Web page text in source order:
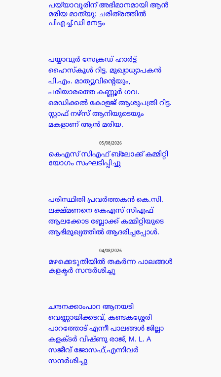
പയ്യാവൂരിന് അഭിമാനമായി ആൻ
മരിയ മാത്യു; ചരിത്രത്തിൽ
പിഎച്ച്.ഡി നേട്ടം
പയ്യാവൂർ സേക്രഡ് ഹാർട്ട്
ഹൈസ്കൂൾ റിട്ട. മുഖ്യാധ്യാപകൻ
പി.എം. മാത്യുവിന്റെയും,
പരിയാരത്തെ കണ്ണൂർ ഗവ.
മെഡിക്കൽ കോളജ് ആശുപത്രി റിട്ട.
സ്റ്റാഫ് നഴ്സ് ആനിയുടെയും
മകളാണ് ആൻ മരിയ.
05/08/2026
കെഎസ് സിഎഫ് ബ്ലോക്ക് കമ്മിറ്റി
യോഗം സംഘടിപ്പിച്ചു
പരിസ്ഥിതി പ്രവർത്തകൻ കെ.സി.
ലക്ഷ്മണനെ കെഎസ് സിഎഫ്
ആലക്കോട ബ്ലോക്ക് കമ്മിറ്റിയുടെ
ആഭിമുഖ്യത്തിൽ ആദരിച്ചപ്പോൾ.
04/08/2026
മഴക്കെടുതിയിൽ തകർന്ന പാലങ്ങൾ
കളക്ടർ സന്ദർശിച്ചു
ചന്ദനക്കാംപാറ ആനയടി
വെണ്ണായിക്കടവ്, കണ്ടകശ്ശേരി
പാറത്തോട് എന്നീ പാലങ്ങൾ ജില്ലാ
കളക്ടർ വിഷ്ണു രാജ്, M. L. A
സജീവ് ജോസഫ്,എന്നിവർ
സന്ദർശിച്ചു